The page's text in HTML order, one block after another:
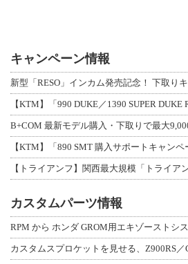
キャンペーン情報
【KTM】「990 DUKE／1390 SUPER DUKE
【KTM】「890 SMT 購入サポートキャン
カスタムパーツ情報